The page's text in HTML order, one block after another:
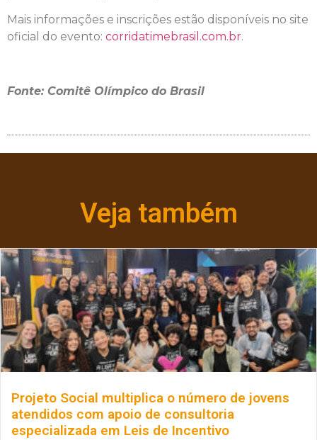
Mais informações e inscrições estão disponíveis no site
oficial do evento: corridatimebrasil.com.br.
Fonte: Comitê Olímpico do Brasil
Veja também
Projeto Social multiplica o número de jovens
atendidos com apoio de consultoria
especializada em Leis de Incentivo